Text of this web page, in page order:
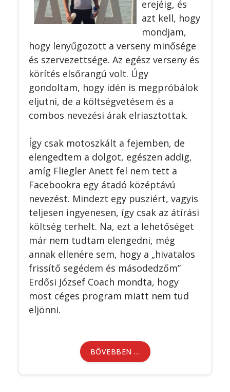
erejéig, és
azt kell, hogy
mondjam,
hogy lenyűgözött a verseny minősége
és szervezettsége. Az egész verseny és
körítés elsőrangú volt. Úgy
gondoltam, hogy idén is megpróbálok
eljutni, de a költségvetésem és a
combos nevezési árak elriasztottak.
Így csak motoszkált a fejemben, de
elengedtem a dolgot, egészen addig,
amíg Fliegler Anett fel nem tett a
Facebookra egy átadó középtávú
nevezést. Mindezt egy pusziért, vagyis
teljesen ingyenesen, így csak az átírási
költség terhelt. Na, ezt a lehetőséget
már nem tudtam elengedni, még
annak ellenére sem, hogy a „hivatalos
frissítő segédem és másodedzőm”
Erdősi József Coach mondta, hogy
most céges program miatt nem tud
eljönni.
BŐVEBBEN …